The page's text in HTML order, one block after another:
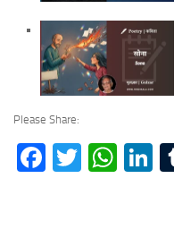
Please Share:
Facebook
Twitter